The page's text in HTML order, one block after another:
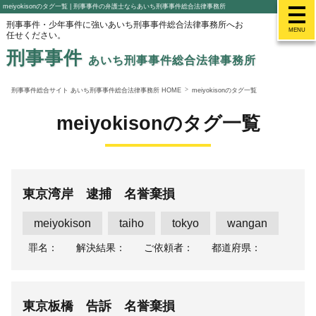
MENU
meiyokisonのタグ一覧 | 刑事事件の弁護士ならあいち刑事事件総合法律事務所
刑事事件・少年事件に強いあいち刑事事件総合法律事務所へお
任せください。
刑事事件 あいち刑事事件総合法律事務所
刑事事件総合サイト あいち刑事事件総合法律事務所 HOME meiyokisonのタグ一覧
meiyokisonのタグ一覧
東京湾岸 逮捕 名誉棄損
meiyokison taiho tokyo wangan
罪名： 解決結果： ご依頼者： 都道府県：
東京板橋 告訴 名誉棄損